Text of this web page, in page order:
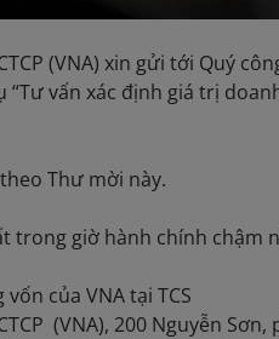
(VNA) xin gửi tới Quý
vấn xác định giá trị
Thư mời này.
trong giờ hành chính chậm
của VNA tại TCS
(VNA), 200 Nguyễn